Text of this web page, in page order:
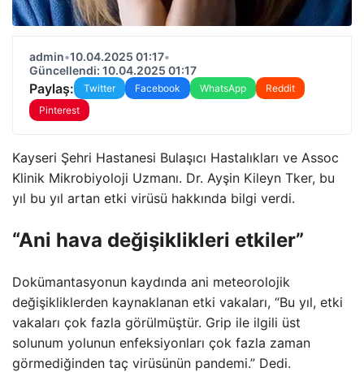
admin•10.04.2025 01:17•
Güncellendi: 10.04.2025 01:17
Paylaş: Twitter Facebook WhatsApp
Reddit
Pinterest
Kayseri Şehri Hastanesi Bulaşıcı Hastalıkları ve Assoc
Klinik Mikrobiyoloji Uzmanı. Dr. Ayşin Kileyn Tker, bu
yıl bu yıl artan etki virüsü hakkında bilgi verdi.
“Ani hava değişiklikleri etkiler”
Dokümantasyonun kaydında ani meteorolojik
değişikliklerden kaynaklanan etki vakaları, “Bu yıl, etki
vakaları çok fazla görülmüştür. Grip ile ilgili üst
solunum yolunun enfeksiyonları çok fazla zaman
görmediğinden taç virüsünün pandemi.” Dedi.